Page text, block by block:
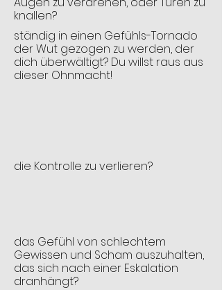
knallen?
ständig in einen Gefühls-Tornado
der Wut gezogen zu werden, der
dich überwältigt? Du willst raus aus
dieser Ohnmacht!
die Kontrolle zu verlieren?
das Gefühl von schlechtem
Gewissen und Scham auszuhalten,
das sich nach einer Eskalation
dranhängt?